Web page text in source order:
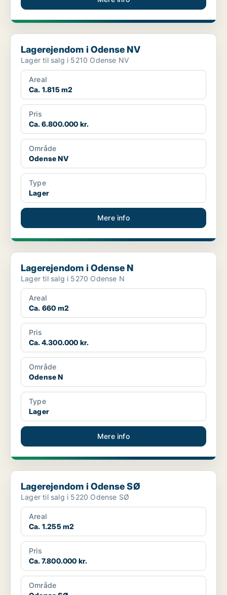
Lagerejendom i Odense NV
Lagerejendom i Odense NV
Lager til salg i 5210 Odense NV
Areal
Ca. 1.815 m2
Pris
Ca. 6.800.000 kr.
Område
Odense NV
Type
Lager
Mere info
Lagerejendom i Odense N
Lagerejendom i Odense N
Lager til salg i 5270 Odense N
Areal
Ca. 660 m2
Pris
Ca. 4.300.000 kr.
Område
Odense N
Type
Lager
Mere info
Lagerejendom i Odense SØ
Lagerejendom i Odense SØ
Lager til salg i 5220 Odense SØ
Areal
Ca. 1.255 m2
Pris
Ca. 7.800.000 kr.
Område